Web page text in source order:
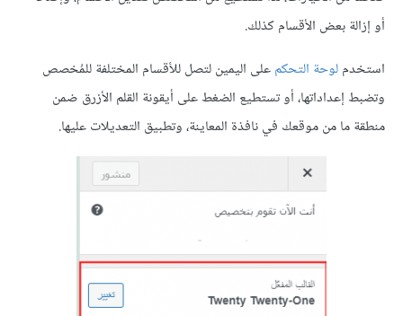
أو إزالة بعض الأقسام كذلك.
استخدملوحة التحكمعلى اليمين لتصل للأقسام المختلفة للمُخصص
وتضبط إعداداتها، أو تستطيع الضغط على أيقونة القلم الأزرق ضمن
منطقة ما من موقعك في نافذة المعاينة، وتطبيق التعديلات عليها.